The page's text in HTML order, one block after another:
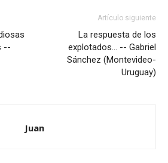
--
Artículo siguiente
La respuesta de los
explotados… -- Gabriel
Sánchez (Montevideo-
Uruguay)
Juan